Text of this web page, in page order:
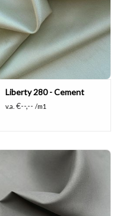
Liberty 280 - Cement
v.a. €--,-- /m1